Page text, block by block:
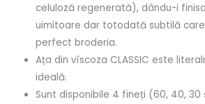
celuloză regenerată), dându-i
uimitoare dar totodată subtilă
perfect broderia.
Ața din vîscoza CLASSIC este
ideală.
Sunt disponibile 4 fineți (60, 40, 30